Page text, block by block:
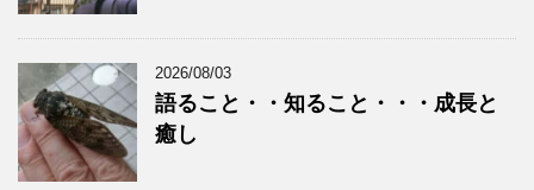
2026/08/03
語ること・・知ること・・・成長と
癒し